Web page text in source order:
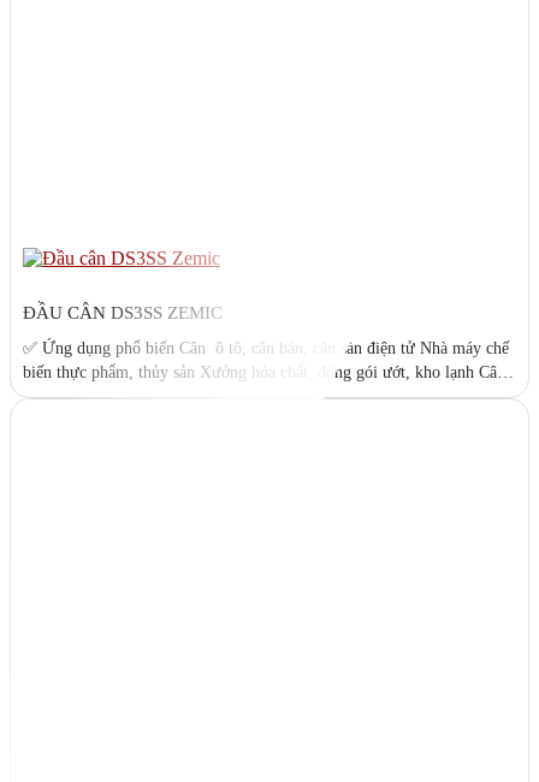
ĐẦU CÂN DS3SS ZEMIC
✅ Ứng dụng phổ biến Cân ô tô, cân bàn, cân sàn điện tử Nhà máy chế
biến thực phẩm, thủy sản Xưởng hóa chất, đóng gói ướt, kho lạnh Cân
đóng bao, cân kiểm tra sai số sản phẩm ✅ Ưu điểm nổi bật Vỏ thép